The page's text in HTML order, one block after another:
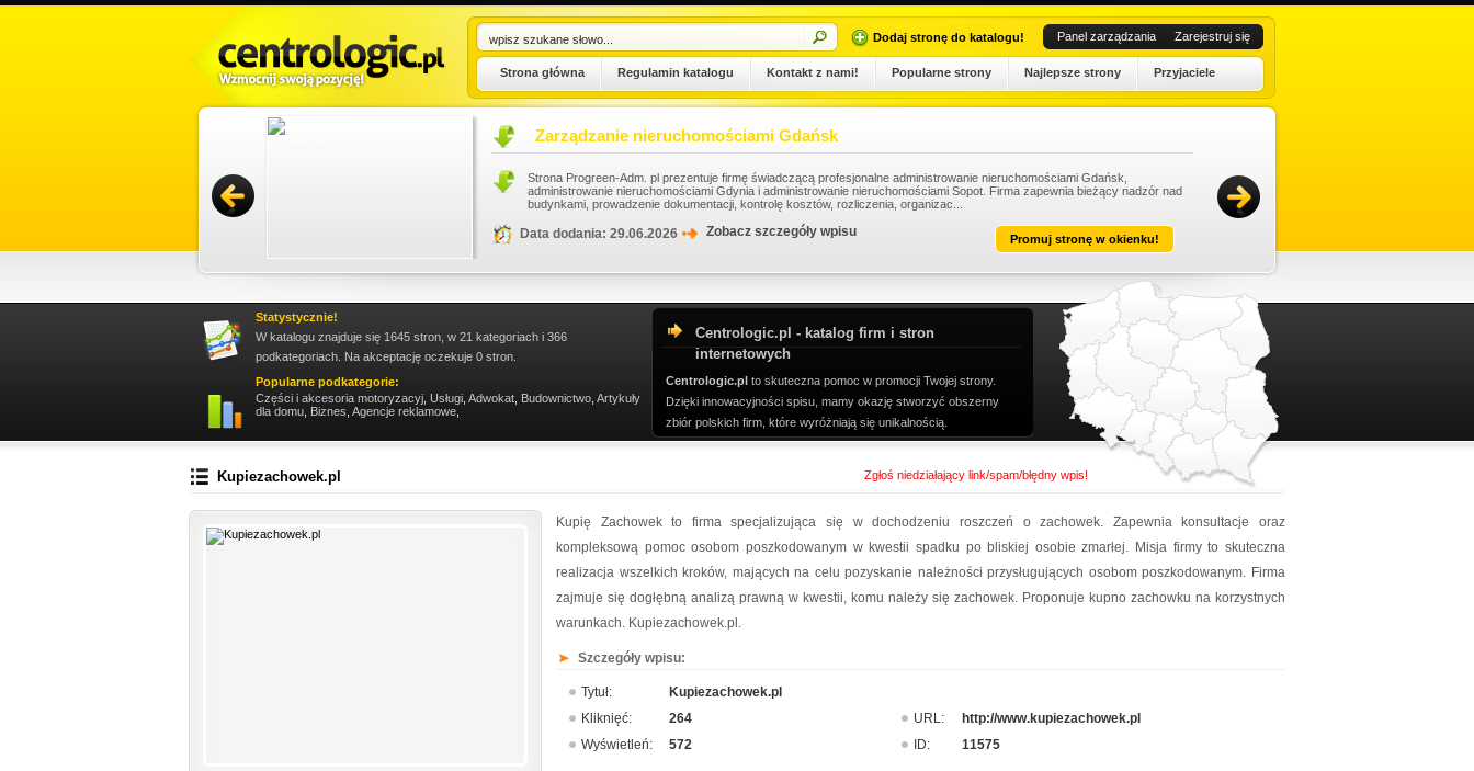
Dodaj stronę do katalogu! Panel zarządzania Zarejestruj się
Strona główna Regulamin katalogu Kontakt z nami! Popularne strony Najlepsze strony Przyjaciele
procedura kupna przebiega bez zbędnych
zaufaj doświadczonemu pośrednikowi, który
Zarządzanie nieruchomościami Gdańsk
Strona Progreen-Adm. pl prezentuje firmę świadczącą profesjonalne administrowanie nieruchomościami Gdańsk,
administrowanie nieruchomościami Gdynia i administrowanie nieruchomościami Sopot. Firma zapewnia bieżący nadzór nad
budynkami, prowadzenie dokumentacji, kontrolę kosztów, rozliczenia, organizac...
Data dodania: 29.06.2026 Zobacz szczegóły wpisu Promuj stronę w okienku!
Centrologic.pl - katalog firm i stron
internetowych
Centrologic.pl to skuteczna pomoc w promocji Twojej strony.
Dzięki innowacyjności spisu, mamy okazję stworzyć obszerny
zbiór polskich firm, które wyróżniają się unikalnością.
Statystycznie!
W katalogu znajduje się 1645 stron, w 21 kategoriach i 366
podkategoriach. Na akceptację oczekuje 0 stron.
Popularne podkategorie:
Części i akcesoria motoryzacyj Usługi Adwokat Budownictwo Artykuły
dla domu Biznes Agencje reklamowe
Kupiezachowek.pl Zgłoś niedziałający link/spam/błędny wpis!
Kupię Zachowek to firma specjalizująca się w dochodzeniu roszczeń o zachowek. Zapewnia konsultacje oraz
kompleksową pomoc osobom poszkodowanym w kwestii spadku po bliskiej osobie zmarłej. Misja firmy to skuteczna
realizacja wszelkich kroków, mających na celu pozyskanie należności przysługujących osobom poszkodowanym. Firma
zajmuje się dogłębną analizą prawną w kwestii, komu należy się zachowek. Proponuje kupno zachowku na korzystnych
warunkach. Kupiezachowek.pl.
Szczegóły wpisu:
Tytuł:
Kupiezachowek.pl
Kliknięć:
264 URL:
http://www.kupiezachowek.pl
Wyświetleń:
572 ID: 11575